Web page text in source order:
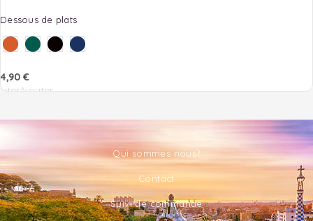
Dessous de plats
4,90 €
Ajouter
panier
Qui sommes nous?
Contact
Suivi de commande